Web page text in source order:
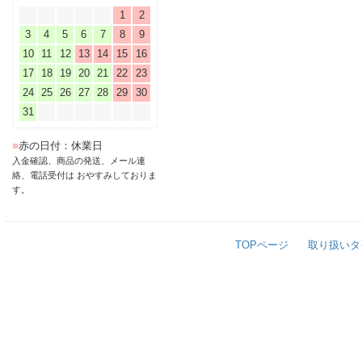
1
2
3
4 5 6 7 8
9
10
11 12 13 14 15
16
17
18 19 20 21 22
23
24
25 26 27 28 29
30
31
■赤の日付：休業日
入金確認、商品の発送、メール連
絡、電話受付は おやすみしておりま
す。
TOPページ 取り扱い